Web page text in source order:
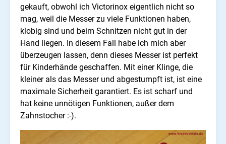
gekauft, obwohl ich Victorinox eigentlich nicht so
mag, weil die Messer zu viele Funktionen haben,
klobig sind und beim Schnitzen nicht gut in der
Hand liegen. In diesem Fall habe ich mich aber
überzeugen lassen, denn dieses Messer ist perfekt
für Kinderhände geschaffen. Mit einer Klinge, die
kleiner als das Messer und abgestumpft ist, ist eine
maximale Sicherheit garantiert. Es ist scharf und
hat keine unnötigen Funktionen, außer dem
Zahnstocher :-).